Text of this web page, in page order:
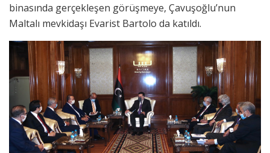
binasında gerçekleşen görüşmeye, Çavuşoğlu’nun
Maltalı mevkidaşı Evarist Bartolo da katıldı.